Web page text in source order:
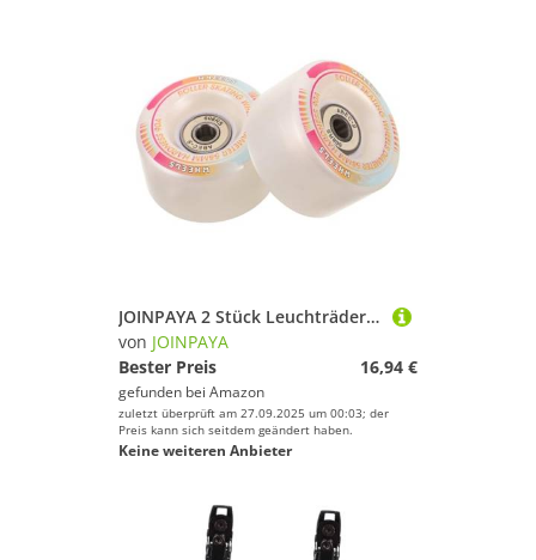
JOINPAYA 2 Stück Leuchträder Für Rollschuhe Pu Rollschuhräder Pu Rollschuhrad LED Skateboardräder LED Skateboardrad Ersatz Skatingräder Roller Sakte Räder
von JOINPAYA
Bester Preis
16,94 €
gefunden bei Amazon
zuletzt überprüft am 27.09.2025 um 00:03; der
Preis kann sich seitdem geändert haben.
Keine weiteren Anbieter